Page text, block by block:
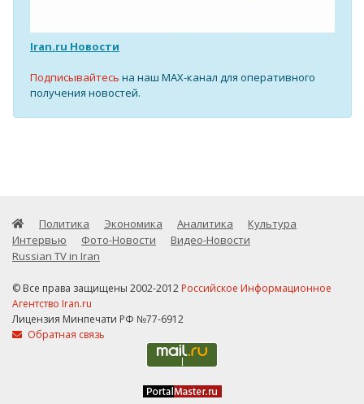
Iran.ru Новости
Подписывайтесь на наш MAX-канал для оперативного
получения новостей.
Политика Экономика Аналитика
Культура
Интервью
Фото-Новости
Видео-Новости
Russian TV in Iran
© Все права защищены 2002-2012 Российское Информационное
Агентство Iran.ru
Лицензия Минпечати РФ №77-6912
Обратная связь